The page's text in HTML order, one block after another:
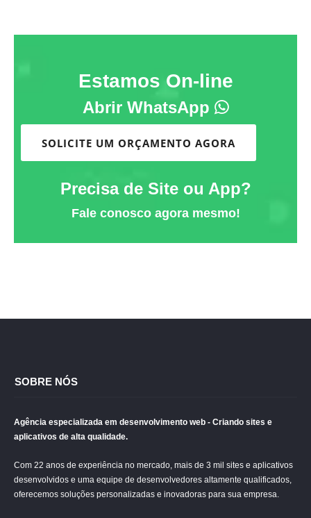
Estamos On-line
Abrir WhatsApp
SOLICITE UM ORÇAMENTO AGORA
Precisa de Site ou App?
Fale conosco agora mesmo!
SOBRE NÓS
Agência especializada em desenvolvimento web - Criando sites e
aplicativos de alta qualidade.
Com 22 anos de experiência no mercado, mais de 3 mil sites e aplicativos
desenvolvidos e uma equipe de desenvolvedores altamente qualificados,
oferecemos soluções personalizadas e inovadoras para sua empresa.